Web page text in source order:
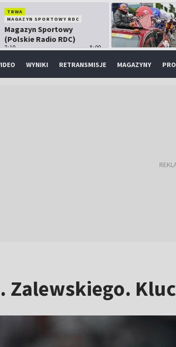
TRWA
MAGAZYN SPORTOWY RDC
Magazyn Sportowy
(Polskie Radio RDC)
7:10 8:00
WYNIKI RETRANSMISJE MAGAZYNY
Zalewskiego.